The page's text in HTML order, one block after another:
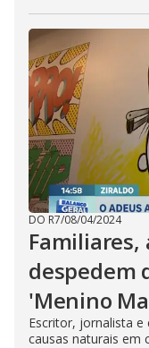
DO R7/08/04/2024
Familiares,
despedem
'Menino
Escritor, jornalista
causas naturais em